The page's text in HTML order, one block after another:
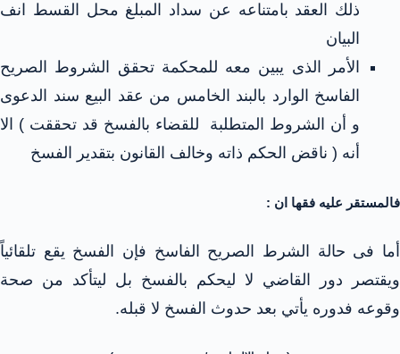
ذلك العقد بامتناعه عن سداد المبلغ محل القسط انف
البيان
الأمر الذى يبين معه للمحكمة تحقق الشروط الصريح
الفاسخ الوارد بالبند الخامس من عقد البيع سند الدعوى
و أن الشروط المتطلبة للقضاء بالفسخ قد تحققت ) الا
أنه ( ناقض الحكم ذاته وخالف القانون بتقدير الفسخ
فالمستقر عليه فقها ان :
أما فى حالة الشرط الصريح الفاسخ فإن الفسخ يقع تلقائياً
ويقتصر دور القاضي لا ليحكم بالفسخ بل ليتأكد من صحة
وقوعه فدوره يأتي بعد حدوث الفسخ لا قبله.